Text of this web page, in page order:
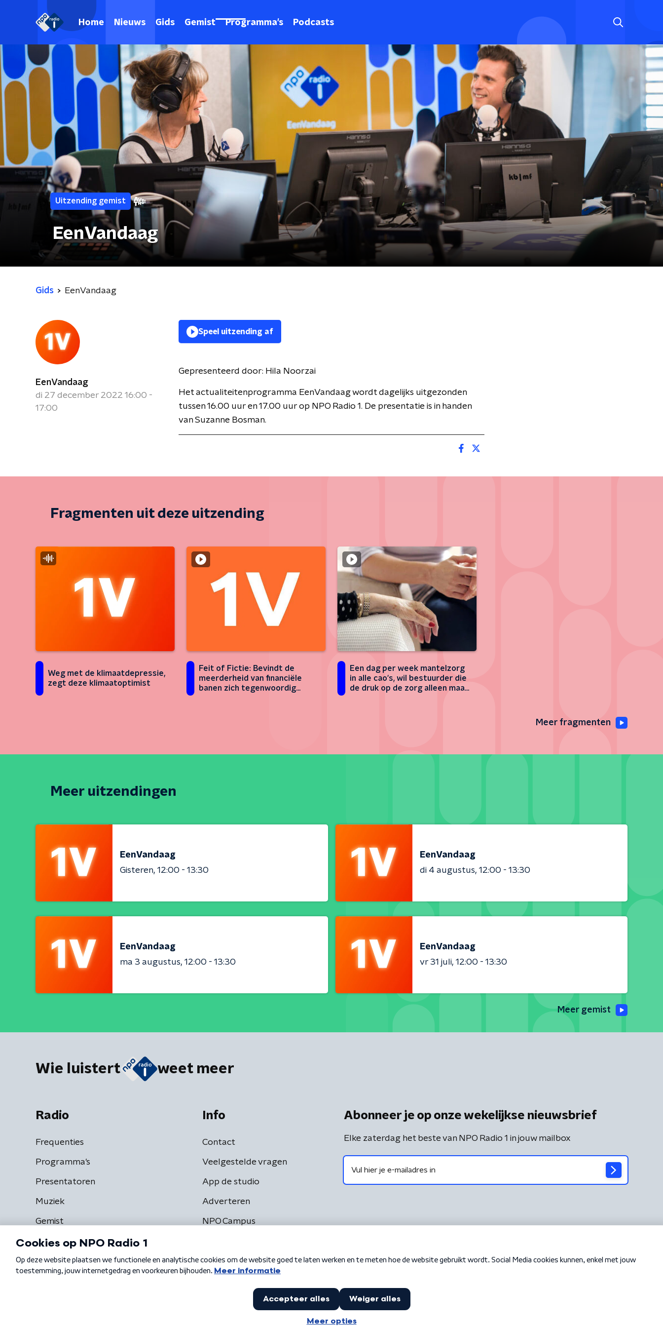
Home Nieuws Gids Gemist Programma's Podcasts
Uitzending gemist
EenVandaag
Gids EenVandaag
EenVandaag
di 27 december 2022 16:00 -
17:00
Speel uitzending af
Gepresenteerd door: Hila Noorzai
Het actualiteitenprogramma EenVandaag wordt dagelijks uitgezonden
tussen 16.00 uur en 17.00 uur op NPO Radio 1. De presentatie is in handen
van Suzanne Bosman.
Fragmenten uit deze uitzending
Weg met de klimaatdepressie,
zegt deze klimaatoptimist
Feit of Fictie: Bevindt de
meerderheid van financiële
banen zich tegenwoordig
Een dag per week mantelzorg
in alle cao's, wil bestuurder die
de druk op de zorg alleen maar
Meer fragmenten
Meer uitzendingen
EenVandaag
Gisteren 12:00 - 13:30
EenVandaag
di 4 augustus 12:00 - 13:30
EenVandaag
ma 3 augustus 12:00 - 13:30
EenVandaag
vr 31 juli 12:00 - 13:30
Meer gemist
Wie luistert weet meer
Radio
Frequenties
Programma's
Presentatoren
Muziek
Gemist
Info
Contact
Veelgestelde vragen
App de studio
Adverteren
NPO Campus
Abonneer je op onze wekelijkse nieuwsbrief
Elke zaterdag het beste van NPO Radio 1 in jouw mailbox
Algemene voorwaarden Privacybeleid